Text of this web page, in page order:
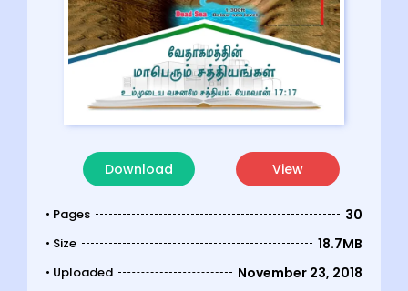
Download View
• Pages 30
• Size 18.7MB
• Uploaded November 23, 2018